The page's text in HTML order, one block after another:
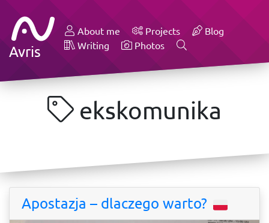
Avris
About me Projects
Blog
Writing
Photos
ekskomunika
Apostazja – dlaczego warto?